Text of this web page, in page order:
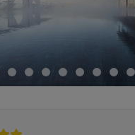
geen kamers